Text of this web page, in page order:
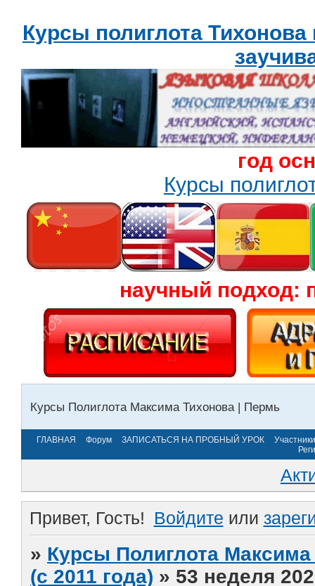
Курсы полиглота
год
Курсы
научный подход:
Курсы Полиглота Максима Тихонова | Пермь
ГЛАВНАЯ Форум ЗАПИСАТЬСЯ НА ПРОБНЫЙ УРОК
Участники
Привет, Гость! Войдите или
» Курсы Полиглота
(с 2011 года) » 53 неделя